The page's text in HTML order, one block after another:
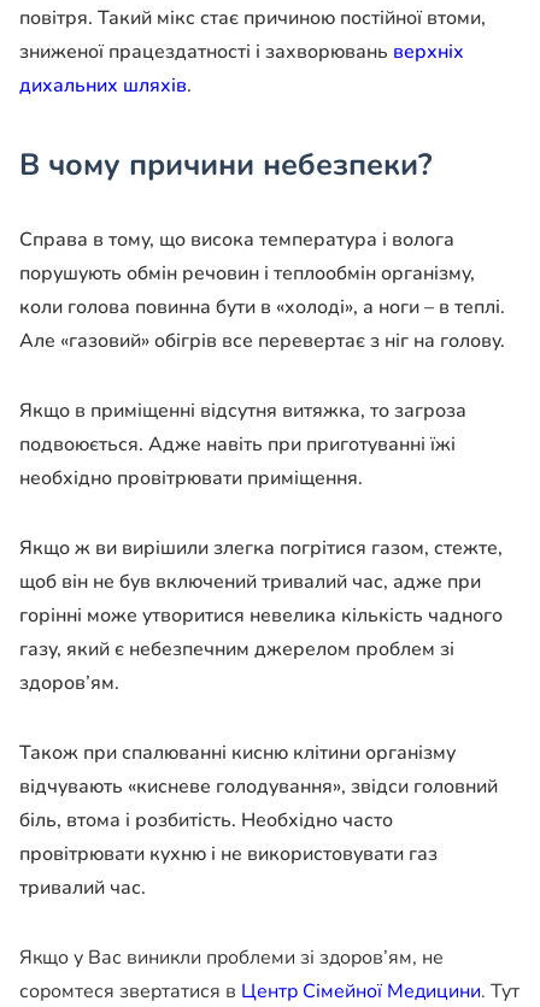
повітря. Такий мікс стає причиною постійної втоми,
зниженої працездатності і захворювань верхніх
дихальних шляхів.
В чому причини небезпеки?
Справа в тому, що висока температура і волога
порушують обмін речовин і теплообмін організму,
коли голова повинна бути в «холоді», а ноги – в теплі.
Але «газовий» обігрів все перевертає з ніг на голову.
Якщо в приміщенні відсутня витяжка, то загроза
подвоюється. Адже навіть при приготуванні їжі
необхідно провітрювати приміщення.
Якщо ж ви вирішили злегка погрітися газом, стежте,
щоб він не був включений тривалий час, адже при
горінні може утворитися невелика кількість чадного
газу, який є небезпечним джерелом проблем зі
здоров’ям.
Також при спалюванні кисню клітини організму
відчувають «кисневе голодування», звідси головний
біль, втома і розбитість. Необхідно часто
провітрювати кухню і не використовувати газ
тривалий час.
Якщо у Вас виникли проблеми зі здоров’ям, не
соромтеся звертатися в Центр Сімейної Медицини. Тут